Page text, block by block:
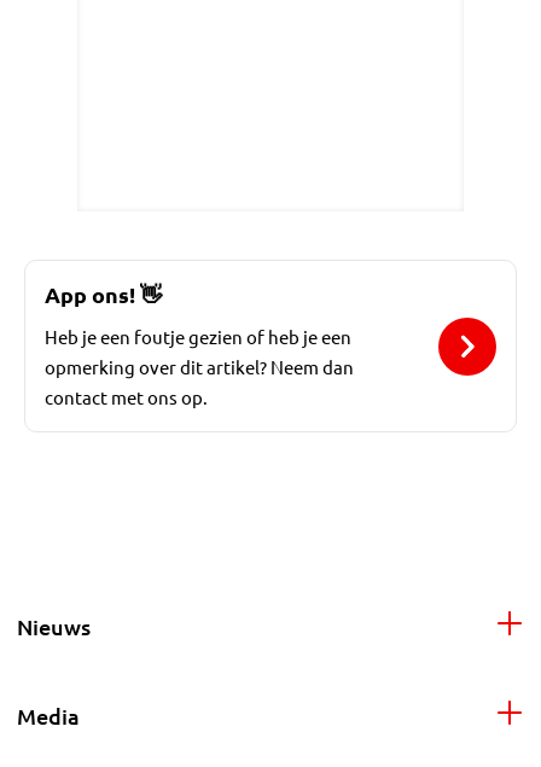
App ons!👋
Heb je een foutje gezien of heb je een
opmerking over dit artikel? Neem dan
contact met ons op.
Nieuws
Media